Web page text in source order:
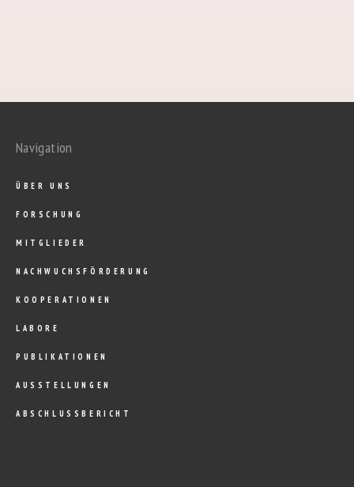
Navigation
ÜBER UNS
FORSCHUNG
MITGLIEDER
NACHWUCHSFÖRDERUNG
KOOPERATIONEN
LABORE
PUBLIKATIONEN
AUSSTELLUNGEN
ABSCHLUSSBERICHT